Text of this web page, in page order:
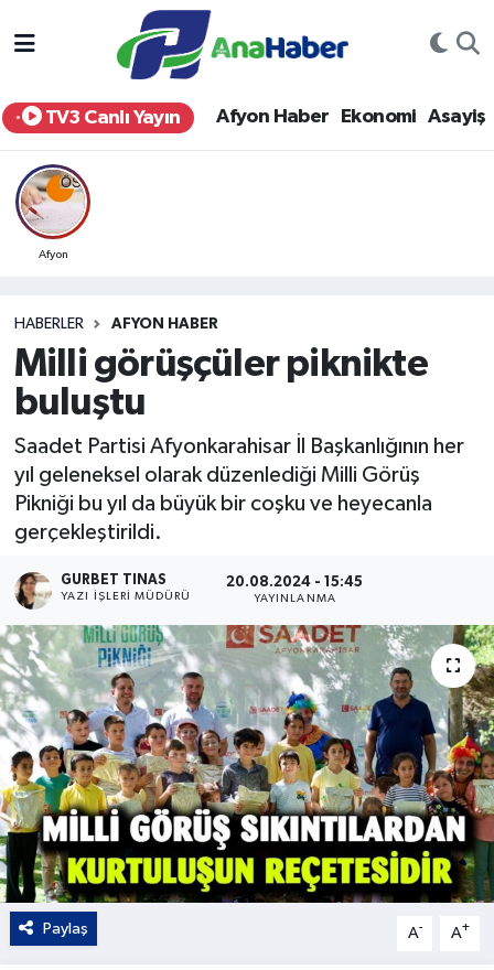
TV3 Canlı Yayın Afyon Haber Ekonomi Asayiş
Afyon
HABERLER AFYON HABER
Milli görüşçüler piknikte
buluştu
Saadet Partisi Afyonkarahisar İl Başkanlığının her
yıl geleneksel olarak düzenlediği Milli Görüş
Pikniği bu yıl da büyük bir coşku ve heyecanla
gerçekleştirildi.
GURBET TINAS
YAZI İŞLERI MÜDÜRÜ
20.08.2024 - 15:45
YAYINLANMA
Paylaş A- A+
Yurt Haber
Afyon Haber
Ekonomi
Siyaset
Eğitim
Sağlık
Teknoloji
Kültür - Sanat
Yaşam
Afyonkarahisar Nöbetçi Eczaneler
Afyonkarahisar Hava Durumu
Afyonkarahisar Namaz Vakitleri
Afyonkarahisar Trafik Yoğunluk Haritası
Tüm Manşetler
Son Dakika Haberleri
Haber Arşivi